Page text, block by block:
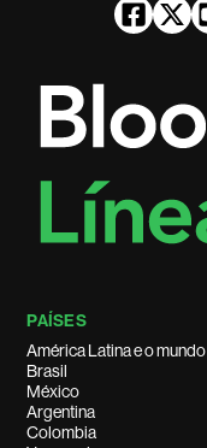
PAÍSES
América Latina e o mundo
Brasil
México
Argentina
Colombia